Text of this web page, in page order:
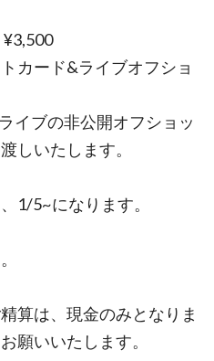
カード&ライブオフショ
イブの非公開オフショッ
しいたします。
1/5~になります。
算は、現金のみとなりま
願いいたします。